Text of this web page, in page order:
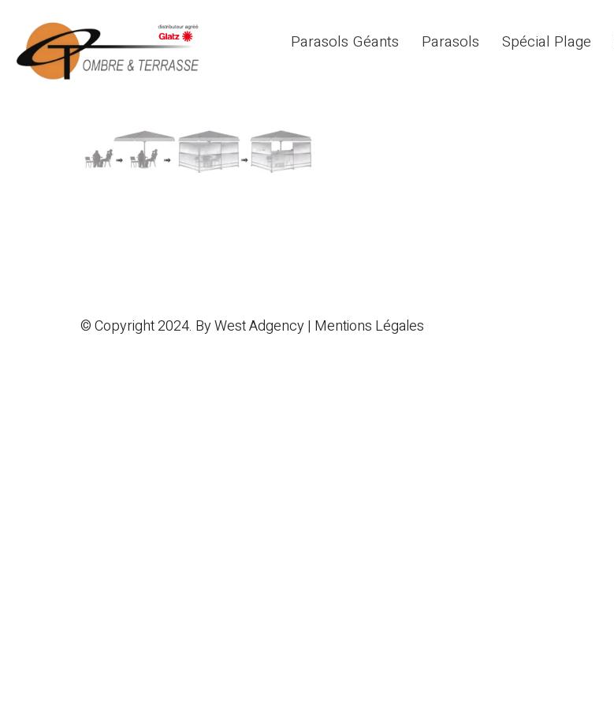
Parasols Géants Parasols Spécial Plage
© Copyright 2024. ByWest Adgency| Mentions Légales